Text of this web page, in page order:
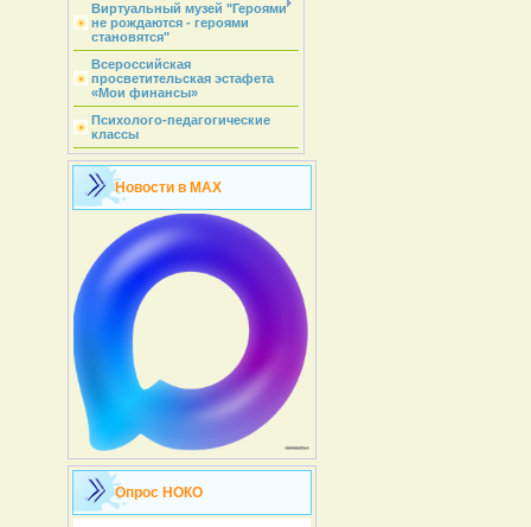
Виртуальный музей "Героями
не рождаются - героями
становятся"
Всероссийская
просветительская эстафета
«Мои финансы»
Психолого-педагогические
классы
Новости в MAX
Опрос НОКО